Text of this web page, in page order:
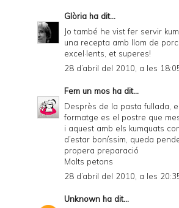
Glòria ha dit...
Jo també he vist fer servir
una recepta amb llom de
excel·lents, et superes!
28 d’abril del 2010, a les
Fem un mos ha dit...
Desprès de la pasta fullada,
formatge es el postre que mes
i aquest amb els kumquats
d’estar boníssim, queda
propera preparació
Molts petons
28 d’abril del 2010, a les
Unknown ha dit...